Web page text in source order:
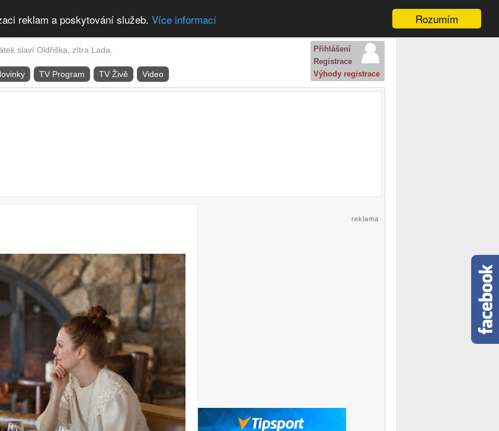
Rozumím
reklam a poskytování služeb. Více informací
slaví Oldřiška, zítra Lada.
TV Program TV Živě Video
Přihlášení
Registrace
Výhody registrace
reklama